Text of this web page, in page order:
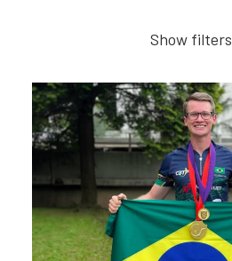
Show filters